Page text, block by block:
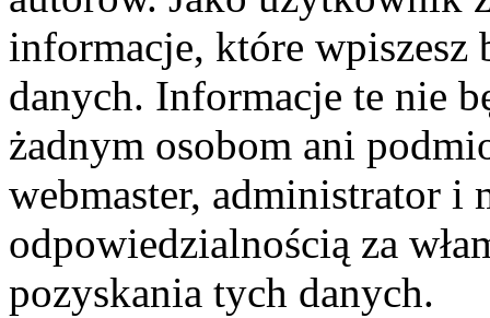
informacje, które wpiszesz
danych. Informacje te nie
żadnym osobom ani
webmaster, administrator i
odpowiedzialnością za
pozyskania tych danych.